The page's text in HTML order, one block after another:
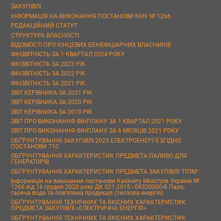
ЗАКУПІВЛІ
ІНФОРМАЦІЯ НА ВИКОНАННЯ ПОСТАНОВИ КМУ № 1266
РЕДАКЦІЙНИЙ СТАТУТ
СТРУКТУРА ВЛАСНОСТІ
ВІДОМОСТІ ПРО КІНЦЕВИХ БЕНЕФІЦІАРНИХ ВЛАСНИКІВ
ФІНЗВІТНІСТЬ ЗА 1 КВАРТАЛ 2024 РОКУ
ФІНЗВІТНІСТЬ ЗА 2023 РІК
ФІНЗВІТНІСТЬ ЗА 2022 РІК
ФІНЗВІТНІСТЬ ЗА 2021 РІК
ЗВІТ КЕРІВНИКА ЗА 2021 РІК
ЗВІТ КЕРІВНИКА ЗА 2020 РІК
ЗВІТ КЕРІВНИКА ЗА 2019 РІК
ЗВІТ ПРО ВИКОНАННЯ ФІНПЛАНУ ЗА 1 КВАРТАЛ 2021 РОКУ
ЗВІТ ПРО ВИКОНАННЯ ФІНПЛАНУ ЗА 6 МІСЯЦІВ 2021 РОКУ
ОБҐРУНТУВАННЯ ЗАКУПІВЛІ 2025 ЕЛЕКТРОЕНЕРГІЇ ЗГІДНО
ПОСТАНОВИ 710
ОБҐРУНТУВАННЯ ХАРАКТЕРИСТИК ПРЕДМЕТА ПАЛИВО ДЛЯ
ГЕНЕРАТОРІВ
ОБҐРУНТУВАННЯ ХАРАКТЕРИСТИК ПРЕДМЕТА ЗАКУПІВЛІ "ППМ"
Інформація на виконання постанови Кабінету Міністрів України №
1266 від 16 грудня 2020 року ДК 021:2015 - 09320000-8 Пара,
гаряча вода та пов’язана продукція (теплова енергія)
ОБҐРУНТУВАННЯ ТЕХНІЧНИХ ТА ЯКІСНИХ ХАРАКТЕРИСТИК
ПРЕДМЕТА ЗАКУПІВЛІ «ЕЛЕКТРИЧНА ЕНЕРГІЯ»
ОБҐРУНТУВАННЯ ТЕХНІЧНИХ ТА ЯКІСНИХ ХАРАКТЕРИСТИК